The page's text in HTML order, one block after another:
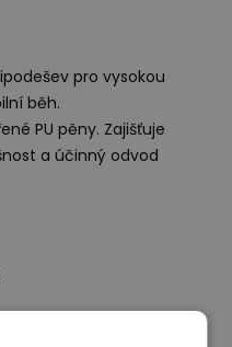
pro vysokou
běh.
PU pěny. Zajišťuje
a účinný odvod